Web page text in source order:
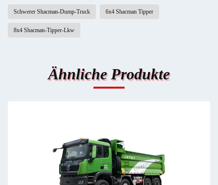
Schwerer Shacman-Dump-Truck 6x4 Shacman Tipper
8x4 Shacman-Tipper-Lkw
Ähnliche Produkte